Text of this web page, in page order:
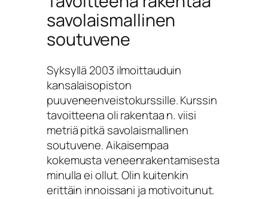
savolaismallinen
soutuvene
Syksyllä 2003 ilmoittauduin
kansalaisopiston
puuveneenveistokurssille. Kurssin
tavoitteena oli rakentaa n. viisi
metriä pitkä savolaismallinen
soutuvene. Aikaisempaa
kokemusta veneenrakentamisesta
minulla ei ollut. Olin kuitenkin
erittäin innoissani ja motivoitunut.